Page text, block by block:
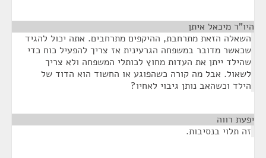
היו"ר מיכאל איתן
השאלה הזאת מתרחבת, ההיקפים מתרחבים. אתה יכול להגיד
שכאשר מדובר במשפחה הגרעינית אז צריך להפעיל כוח כדי
שהילד ייתן את העדות מחוץ לכותלי המשפחה ולא צריך
לשאול. אבל מה קורה כשהפוגע או החשוד הוא הדוד של
הילד וכשהאב נותן גיבוי לאחיו?
יפעת רווה
זה תלוי בנסיבות.